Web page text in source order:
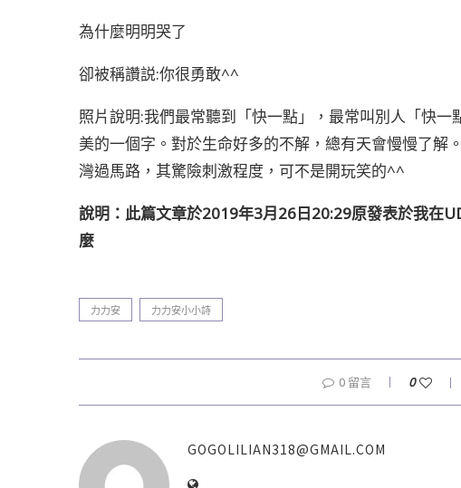
為什麼明明哭了
卻被稱讚説:你很勇敢^^
照片說明:我們最常聽到「快一點」，最常叫別人「快
美的一個字。對於生命好多的不解，總有天會慢慢了解
灣過馬路，其驚險刺激程度，可不是開玩笑的^^
說明：此篇文章於2019年3月26日20:29原發表於我在
麼
力力安 力力安小小詩
0 留言 0
GOGOLILIAN318@GMAIL.COM